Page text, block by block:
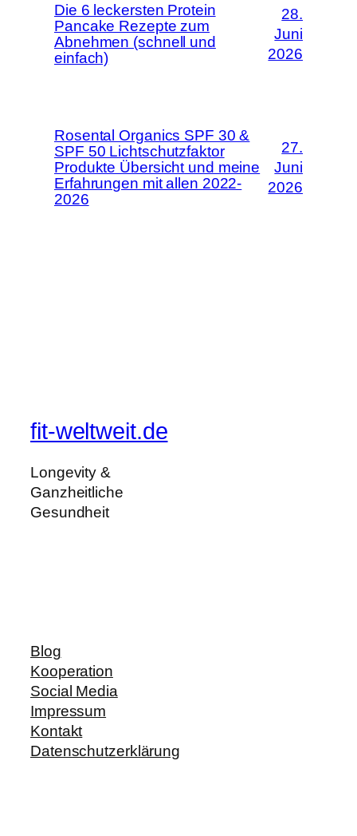
Die 6 leckersten Protein
Pancake Rezepte zum
Abnehmen (schnell und
einfach)
28.
Juni
2026
Rosental Organics SPF 30 &
SPF 50 Lichtschutzfaktor
Produkte Übersicht und meine
Erfahrungen mit allen 2022-
2026
27.
Juni
2026
fit-weltweit.de
Longevity &
Ganzheitliche
Gesundheit
Blog
Kooperation
Social Media
Impressum
Kontakt
Datenschutzerklärung